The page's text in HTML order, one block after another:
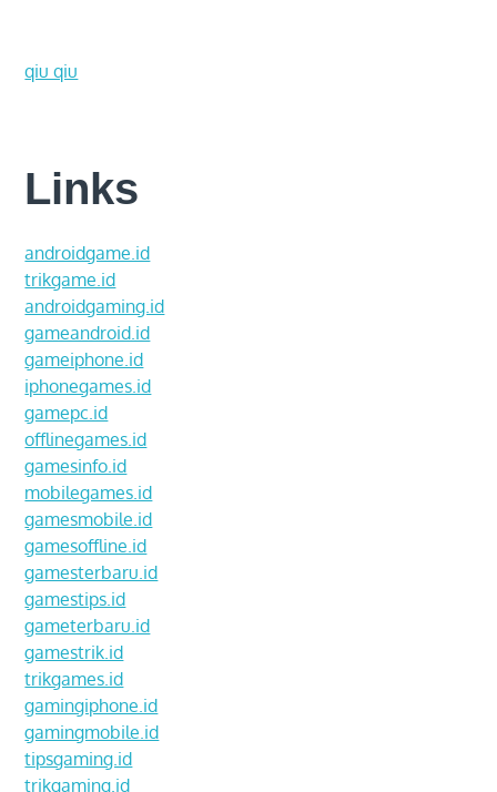
qiu qiu
Links
androidgame.id
trikgame.id
androidgaming.id
gameandroid.id
gameiphone.id
iphonegames.id
gamepc.id
offlinegames.id
gamesinfo.id
mobilegames.id
gamesmobile.id
gamesoffline.id
gamesterbaru.id
gamestips.id
gameterbaru.id
gamestrik.id
trikgames.id
gamingiphone.id
gamingmobile.id
tipsgaming.id
trikgaming.id